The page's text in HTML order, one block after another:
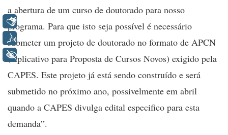
a abertura de um curso de doutorado para nosso
programa. Para que isto seja possível é necessário
submeter um projeto de doutorado no formato de APCN
(Aplicativo para Proposta de Cursos Novos) exigido pela
CAPES. Este projeto já está sendo construído e será
submetido no próximo ano, possivelmente em abril
quando a CAPES divulga edital especifico para esta
demanda”.
Libras
Voz
+ Acessibilidade